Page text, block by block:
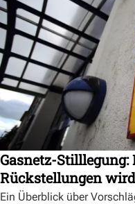
Gasnetz-Stilllegung:
Rückstellungen
Ein Überblick über